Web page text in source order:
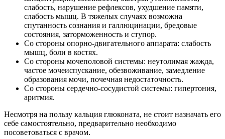
слабость, нарушение рефлексов, ухудшение памяти,
слабость мышц. В тяжелых случаях возможна
спутанность сознания и галлюцинации, бредовые
состояния, заторможенность и ступор.
Со стороны опорно-двигательного аппарата: слабость
мышц, боли в костях.
Со стороны мочеполовой системы: неутолимая жажда,
частое мочеиспускание, обезвоживание, замедление
образования мочи, почечная недостаточность.
Со стороны сердечно-сосудистой системы: гипертония,
аритмия.
Несмотря на пользу кальция глюконата, не стоит назначать его
себе самостоятельно, предварительно необходимо
посоветоваться с врачом.